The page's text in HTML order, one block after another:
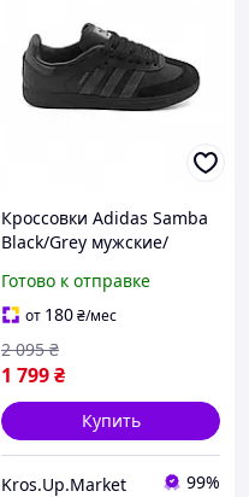
Кроссовки Adidas Samba
Black/Grey мужские/
кожаные | Адидас Самба
37
Готово к отправке
от 180₴/мес
1 799₴
2 095 ₴
Купить
Kros.Up.Market 99%